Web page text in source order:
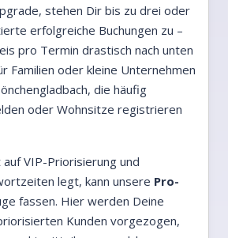
stehen Dir bis zu drei oder
erfolgreiche Buchungen zu –
pro Termin drastisch nach unten
Familien oder kleine Unternehmen
die häufig
oder Wohnsitze registrieren
VIP-Priorisierung und
legt, kann unsere Pro-
fassen. Hier werden Deine
Kunden vorgezogen,